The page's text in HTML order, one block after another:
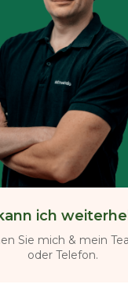
ich
Sie mich & mein
oder Telefon.